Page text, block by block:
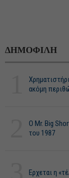
ΔΗΜΟΦΙΛΗ
ακόμη
O Mr. Big
του 1987
Ερχεται η